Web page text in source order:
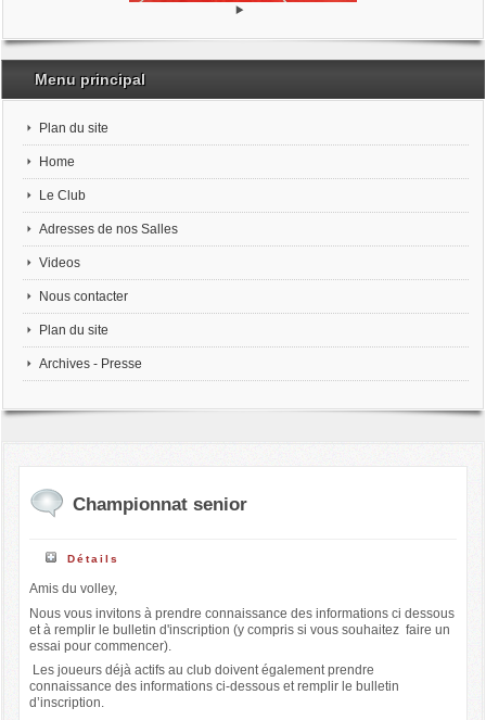
Menu principal
Plan du site
Home
Le Club
Adresses de nos Salles
Videos
Nous contacter
Plan du site
Archives - Presse
Championnat senior
Détails
Amis du volley,
Nous vous invitons à prendre connaissance des informations ci dessous
et à remplir le bulletin d'inscription (y compris si vous souhaitez faire un
essai pour commencer).
Les joueurs déjà actifs au club doivent également prendre
connaissance des informations ci-dessous et remplir le bulletin
d’inscription.